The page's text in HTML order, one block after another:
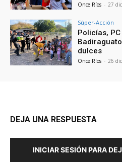
Once Ríos - 27
Súper-Acción
Policías,
dulces
Once Ríos - 26
DEJA UNA RESPUESTA
INICIAR SESIÓN PARA